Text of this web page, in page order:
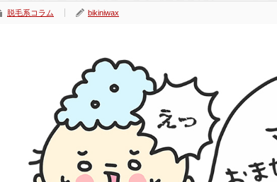
脱毛系コラム bikiniwax